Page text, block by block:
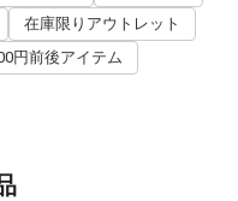
在庫限りアウトレット
円前後アイテム